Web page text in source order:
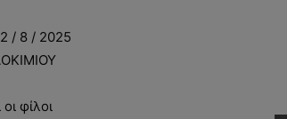
/ 8 / 2025
φίλοι